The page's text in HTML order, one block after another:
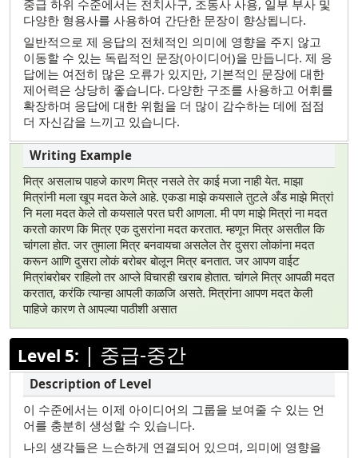
중급 하위 수준에서는 전치사구, 조동사 사용, 일부 부사 및
다양한 형용사를 사용하여 간단한 문장이 향상됩니다.
일반적으로 제 응답의 전체적인 의미에 영향을 주지 않고
이동할 수 있는 독립적인 문장(아이디어)을 만듭니다. 제 응
답에는 여전히 많은 오류가 있지만, 기본적인 문장에 대한
제어력은 상당히 좋습니다. 다양한 구조를 사용하고 어휘를
확장하며 응답에 대한 위험을 더 많이 감수하는 데에 점점
더 자신감을 느끼고 있습니다.
मित्र असलाच पाहजे कारण मित्र नसले तेर काई मजा नाही येत. माझा
मित्रांनी मला खूप मदत केले आहे. एकडा माझे कयसाले तुटले अँड माझे मित्रां
नि मला मदत केले तो कयसाले परत घरी आणला. मी पण माझे मित्रां ना मदत
करतो कारण कि मित्र एक दुसरांना मदत करतात. म्हणून मित्र असतील कि
चांगला होत. जर तुमाला मित्र बनवायचा असलेल तेर दुसरा लोकांना मदत
करून आणि दुसरा लोकं बरोबर बोलून मित्र बनतात. जर आपण वाईट
मित्रांबरोबर राहिलो तर आप्ले विचारही खराब होतात. चांगले मित्र आपळी मदत
करतात, करंकि त्यान्हा आपली काळजि असते. मित्रांना आपण मदत केली
पाहिजे कारण ते आपल्या पाठीशी असात
Level 5: | 중급-중간
이 수준에서는 이제 아이디어의 그룹을 보여줄 수 있는 언
어를 충분히 생성할 수 있습니다.
나의 생각들은 느슨하게 연결되어 있으며, 의미에 영향을